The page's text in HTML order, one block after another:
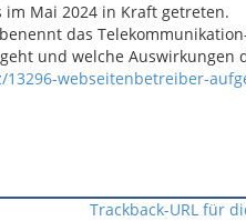
im Mai 2024 in Kraft getreten.
das
und welche
webseitenbetreiber-
Trackback-URL für